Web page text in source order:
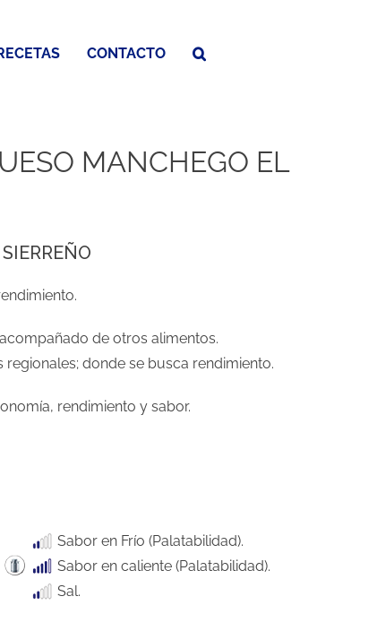
CONTACTO
MANCHEGO EL
de otros alimentos.
donde se busca rendimiento.
rendimiento y sabor.
Sabor en Frío (Palatabilidad).
Sabor en caliente (Palatabilidad).
Sal.